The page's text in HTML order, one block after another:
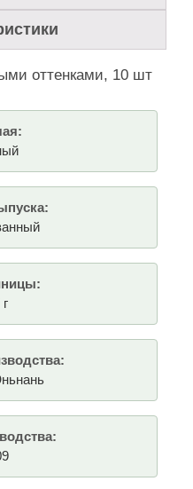
оттенками, 10 шт